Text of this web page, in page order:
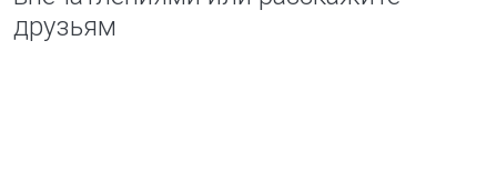
друзьям